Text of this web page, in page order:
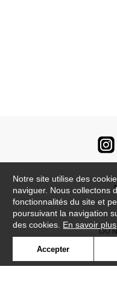
OÙ
Notre site utilise des
naviguer. Nous collectons
fonctionnalités du site et
poursuivant la navigation
des cookies. En savoir plus
Accepter